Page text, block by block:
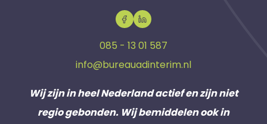
085 - 13 01 587
info@bureauadinterim.nl
Wij zijn in heel Nederland actief en zijn niet
regio gebonden. Wij bemiddelen ook in